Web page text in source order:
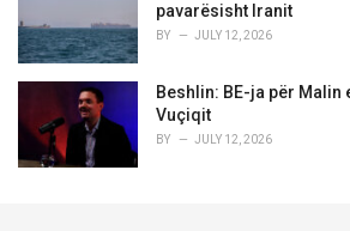
pavarësisht Iranit
BY JULY 12, 2026
Beshlin: BE-ja për
Vuçiqit
BY JULY 12, 2026